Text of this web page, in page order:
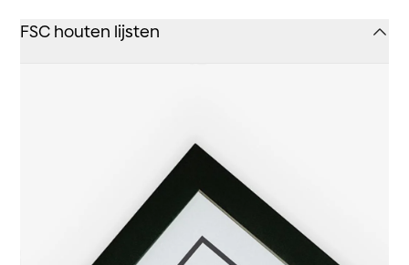
FSC houten lijsten